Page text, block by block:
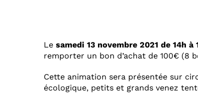
Le samedi 13 novembre 2021 de 14h à
remporter un bon d’achat de 100€ (8
Cette animation sera présentée sur
écologique, petits et grands venez